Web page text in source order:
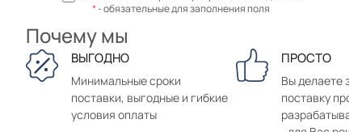
*- обязательные для заполнения поля
Почему мы
ВЫГОДНО
Минимальные сроки
поставки, выгодные и гибкие
условия оплаты
ПРОСТО
Вы делаете
поставку